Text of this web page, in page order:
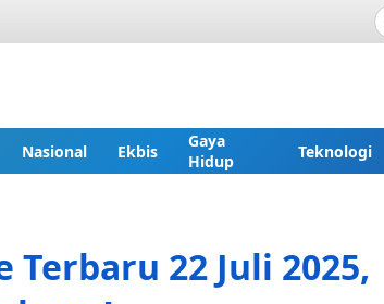
Nasional Ekbis
Gaya
Hidup
Teknologi
Terbaru 22 Juli 2025,